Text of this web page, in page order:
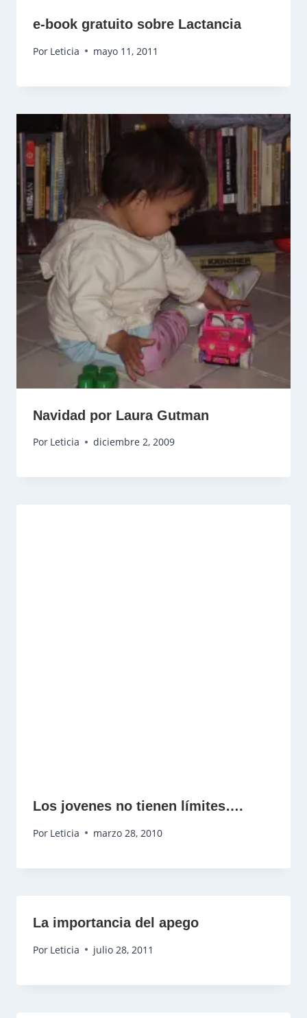
e-book gratuito sobre Lactancia
Por Leticia mayo 11, 2011
Navidad por Laura Gutman
Por Leticia diciembre 2, 2009
Los jovenes no tienen límites….
Por Leticia marzo 28, 2010
La importancia del apego
Por Leticia julio 28, 2011